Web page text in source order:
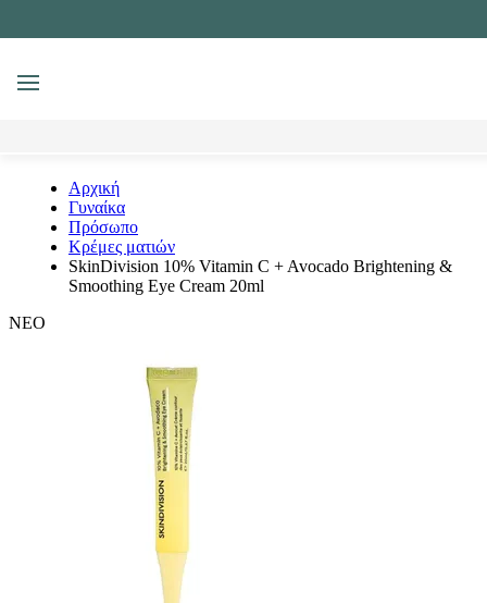
MENU
Αρχική
Γυναίκα
Πρόσωπο
Κρέμες ματιών
SkinDivision 10% Vitamin C + Avocado Brightening &
Smoothing Eye Cream 20ml
ΝΕΟ